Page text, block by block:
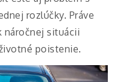
rozlúčky. Práve
náročnej situácii
poistenie.